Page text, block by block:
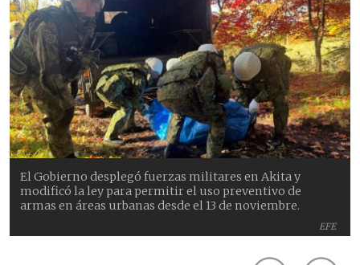
EFE
El Gobierno desplegó fuerzas militares en Akita y
modificó la ley para permitir el uso preventivo de
armas en áreas urbanas desde el 13 de noviembre.